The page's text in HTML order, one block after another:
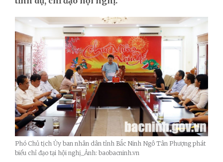
Phó Chủ tịch Ủy ban nhân dân tỉnh Bắc Ninh Ngô Tân Phượng phát
biểu chỉ đạo tại hội nghị_Ảnh: baobacninh.vn